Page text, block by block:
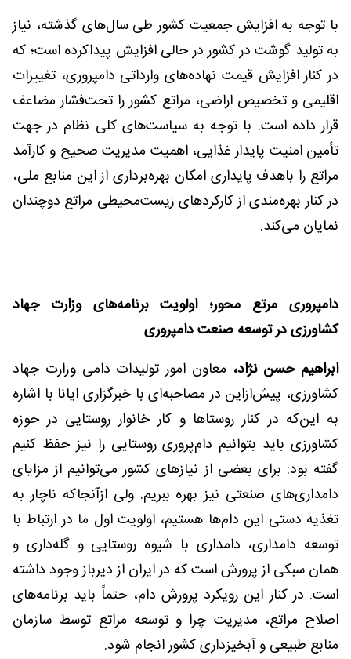
با توجه به افزایش جمعیت کشور طی سال‌های گذشته، نیاز
به تولید گوشت در کشور در حالی افزایش پیداکرده است؛ که
در کنار افزایش قیمت نهاده‌های وارداتی دامپروری، تغییرات
اقلیمی و تخصیص اراضی، مراتع کشور را تحت‌فشار مضاعف
قرار داده است. با توجه به سیاست‌های کلی نظام در جهت
تأمین امنیت پایدار غذایی، اهمیت مدیریت صحیح و کارآمد
مراتع را باهدف پایداری امکان بهره‌برداری از این منابع ملی،
در کنار بهره‌مندی از کارکردهای زیست‌محیطی مراتع دوچندان
نمایان می‌کند.
دامپروری مرتع محور؛ اولویت برنامه‌های وزارت جهاد
کشاورزی در توسعه صنعت دامپروری
ابراهیم حسن نژاد، معاون امور تولیدات دامی وزارت جهاد
کشاورزی، پیش‌ازاین در مصاحبه‌ای با خبرگزاری ایانا با اشاره
به این‌که در کنار روستاها و کار خانوار روستایی در حوزه
کشاورزی باید بتوانیم دام‌پروری روستایی را نیز حفظ کنیم
گفته بود: برای بعضی از نیازهای کشور می‌توانیم از مزایای
دامداری‌های صنعتی نیز بهره ببریم. ولی ازآنجاکه ناچار به
تغذیه دستی این دام‌ها هستیم، اولویت اول ما در ارتباط با
توسعه دامداری، دامداری با شیوه روستایی و گله‌داری و
همان سبکی از پرورش است که در ایران از دیرباز وجود داشته
است. در کنار این رویکرد پرورش دام، حتماً باید برنامه‌های
اصلاح مراتع، مدیریت چرا و توسعه مراتع توسط سازمان
منابع طبیعی و آبخیزداری کشور انجام شود.